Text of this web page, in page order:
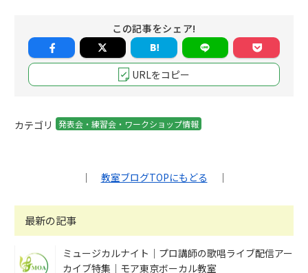
この記事をシェア!
URLをコピー
カテゴリ 発表会・練習会・ワークショップ情報
｜ 教室ブログTOPにもどる ｜
最新の記事
ミュージカルナイト｜プロ講師の歌唱ライブ配信アー
カイブ特集｜モア東京ボーカル教室